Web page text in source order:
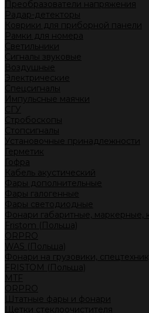
Преобразователи напряжения
Радар-детекторы
Коврики для приборной панели
Рамки для номера
Светильники
Сигналы звуковые
Воздушные
Электрические
Спецсигналы
Импульсные маячки
СГУ
Стробоскопы
Стопсигналы
Установочные принадлежности
Герметик
Гофра
Кабель акустический
Фары дополнительные
Фары галогенные
Фары светодиодные
Фонари габаритные, маркерные,
Fristom (Польша)
ORPRO
WAS (Польша)
Фонари на грузовики,
FRISTOM (Польша)
MTF
ORPRO
Штатные фары и фонари
Щетки стеклоочистителя